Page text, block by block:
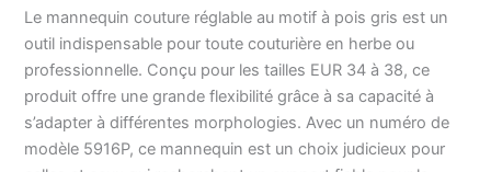
Tour de poitrine: 76-91
cm | Tour de taille: 56-71
79-94 cm | Longueur du
dos: 38-43 cm | Tour du
cou: 34 cm | Hauteur
totale: 180 cm | Tour de
Le mannequin couture réglable au motif à pois gris est un
outil indispensable pour toute couturière en herbe ou
professionnelle. Conçu pour les tailles EUR 34 à 38, ce
produit offre une grande flexibilité grâce à sa capacité à
s’adapter à différentes morphologies. Avec un numéro de
modèle 5916P, ce mannequin est un choix judicieux pour